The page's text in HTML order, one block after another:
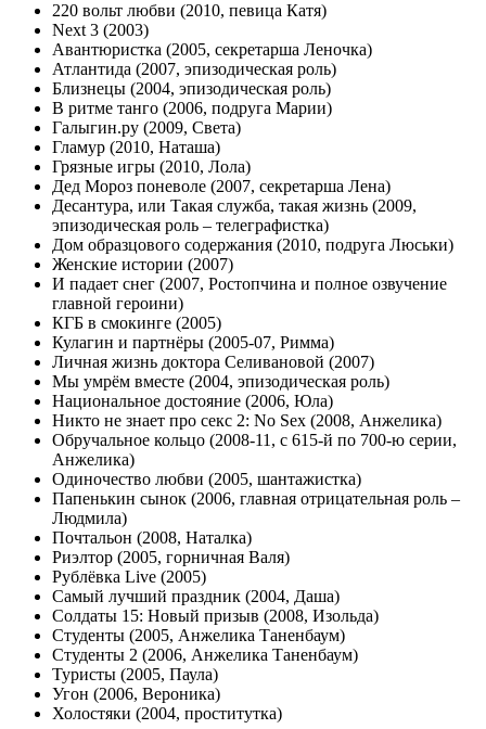
220 вольт любви (2010, певица Катя)
Next 3 (2003)
Авантюристка (2005, секретарша Леночка)
Атлантида (2007, эпизодическая роль)
Близнецы (2004, эпизодическая роль)
В ритме танго (2006, подруга Марии)
Галыгин.ру (2009, Света)
Гламур (2010, Наташа)
Грязные игры (2010, Лола)
Дед Мороз поневоле (2007, секретарша Лена)
Десантура, или Такая служба, такая жизнь (2009,
эпизодическая роль – телеграфистка)
Дом образцового содержания (2010, подруга Люськи)
Женские истории (2007)
И падает снег (2007, Ростопчина и полное озвучение
главной героини)
КГБ в смокинге (2005)
Кулагин и партнёры (2005-07, Римма)
Личная жизнь доктора Селивановой (2007)
Мы умрём вместе (2004, эпизодическая роль)
Национальное достояние (2006, Юла)
Никто не знает про секс 2: No Sex (2008, Анжелика)
Обручальное кольцо (2008-11, c 615-й по 700-ю серии,
Анжелика)
Одиночество любви (2005, шантажистка)
Папенькин сынок (2006, главная отрицательная роль –
Людмила)
Почтальон (2008, Наталка)
Риэлтор (2005, горничная Валя)
Рублёвка Live (2005)
Самый лучший праздник (2004, Даша)
Солдаты 15: Новый призыв (2008, Изольда)
Студенты (2005, Анжелика Таненбаум)
Студенты 2 (2006, Анжелика Таненбаум)
Туристы (2005, Паула)
Угон (2006, Вероника)
Холостяки (2004, проститутка)